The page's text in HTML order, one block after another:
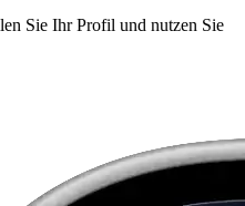
Sie Ihr Profil und nutzen Sie